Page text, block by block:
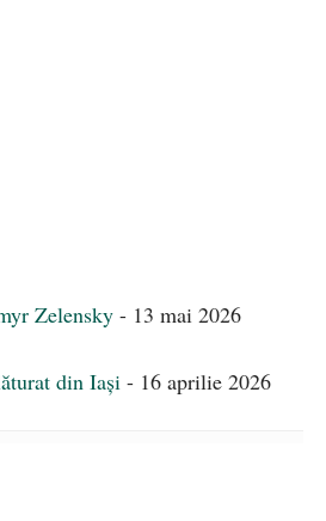
Zelensky - 13 mai 2026
din Iași - 16 aprilie 2026